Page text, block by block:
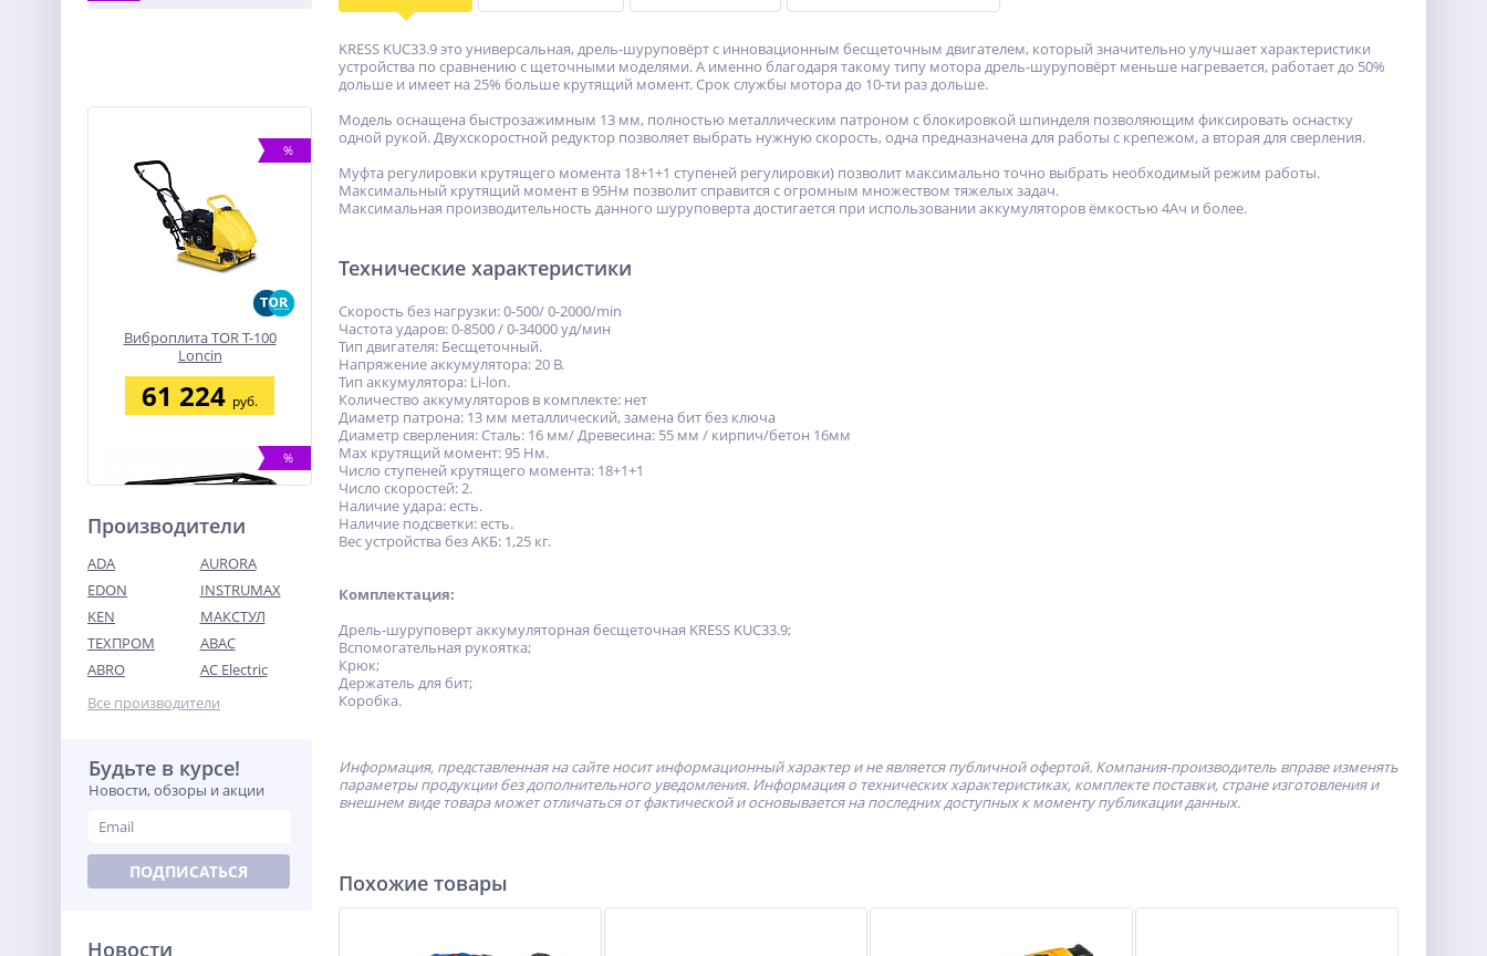
%
Виброплита TOR T-100
Loncin
61 224 руб.
%
Электрогенератор
бензиновый DY3.0A Huter
22 350
Производители
ADA
AURORA
EDON
INSTRUMAX
KEN
МАКСТУЛ
ТЕХПРОМ
ABAC
ABRO
AC Electric
Все производители
Будьте в курсе!
Новости, обзоры и акции
ПОДПИСАТЬСЯ
Новости
KRESS KUC33.9 это универсальная, дрель-шуруповёрт c инновационным бесщеточным двигателем, который значительно улучшает характеристики
устройства по сравнению с щеточными моделями. А именно благодаря такому типу мотора дрель-шуруповёрт меньше нагревается, работает до 50%
дольше и имеет на 25% больше крутящий момент. Срок службы мотора до 10-ти раз дольше.
Модель оснащена быстрозажимным 13 мм, полностью металлическим патроном с блокировкой шпинделя позволяющим фиксировать оснастку
одной рукой. Двухскоростной редуктор позволяет выбрать нужную скорость, одна предназначена для работы с крепежом, а вторая для сверления.
Муфта регулировки крутящего момента 18+1+1 ступеней регулировки) позволит максимально точно выбрать необходимый режим работы.
Максимальный крутящий момент в 95Нм позволит справится с огромным множеством тяжелых задач.
Максимальная производительность данного шуруповерта достигается при использовании аккумуляторов ёмкостью 4Ач и более.
Технические характеристики
Скорость без нагрузки: 0-500/ 0-2000/min
Частота ударов: 0-8500 / 0-34000 уд/мин
Тип двигателя: Бесщеточный.
Напряжение аккумулятора: 20 В.
Тип аккумулятора: Li-lon.
Количество аккумуляторов в комплекте: нет
Диаметр патрона: 13 мм металлический, замена бит без ключа
Диаметр сверления: Сталь: 16 мм/ Древесина: 55 мм / кирпич/бетон 16мм
Max крутящий момент: 95 Нм.
Число ступеней крутящего момента: 18+1+1
Число скоростей: 2.
Наличие удара: есть.
Наличие подсветки: есть.
Вес устройства без АКБ: 1,25 кг.
Комплектация:
Дрель-шуруповерт аккумуляторная бесщеточная KRESS KUС33.9;
Вспомогательная рукоятка;
Крюк;
Держатель для бит;
Коробка.
Информация, представленная на сайте носит информационный характер и не является публичной офертой. Компания-производитель вправе изменять
параметры продукции без дополнительного уведомления. Информация о технических характеристиках, комплекте поставки, стране изготовления и
внешнем виде товара может отличаться от фактической и основывается на последних доступных к моменту публикации данных.
Похожие товары